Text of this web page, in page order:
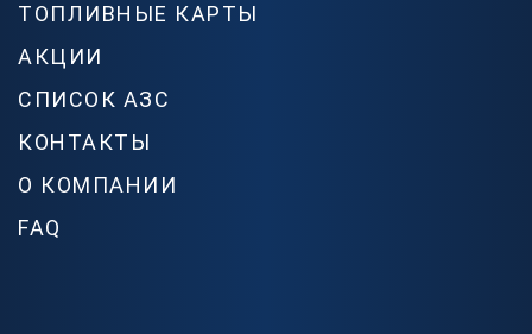
ТОПЛИВНЫЕ КАРТЫ
АКЦИИ
СПИСОК АЗС
КОНТАКТЫ
О КОМПАНИИ
FAQ